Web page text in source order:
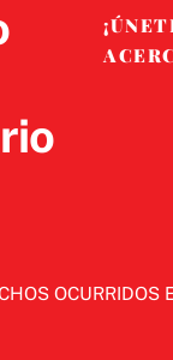
OCURRIDOS